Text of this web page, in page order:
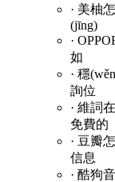
· 美柚
(jīng)
·
如
· 穩
詢位
· 維詞
免費的
· 豆瓣
信息
· 酷狗